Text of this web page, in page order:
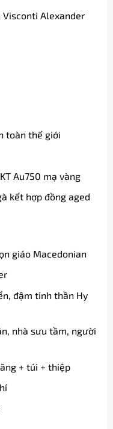
Visconti Alexander
toàn thế giới
Au750 mạ vàng
kết hợp đồng aged
giáo Macedonian
đậm tinh thần Hy
nhà sưu tầm, người
+ túi + thiệp